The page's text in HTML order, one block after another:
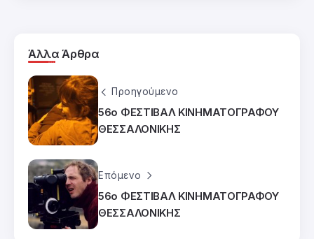
Άλλα Άρθρα
Προηγούμενο
56ο ΦΕΣΤΙΒΑΛ ΚΙΝΗΜΑΤΟΓΡΑΦΟΥ
ΘΕΣΣΑΛΟΝΙΚΗΣ
Επόμενο
56ο ΦΕΣΤΙΒΑΛ ΚΙΝΗΜΑΤΟΓΡΑΦΟΥ
ΘΕΣΣΑΛΟΝΙΚΗΣ